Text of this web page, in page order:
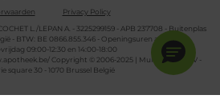
Privacy Policy
L./LEPAN A. - 3225299159 - APB 237708 - Buitenplas
- BTW: BE 0866.855.346 - Openingsuren apotheek:
09:00-12:30 en 14:00-18:00
Copyright © 2006-2025 | Multipharma CV -
square 30 - 1070 Brussel België